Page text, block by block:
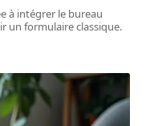
à intégrer le bureau
un formulaire classique.